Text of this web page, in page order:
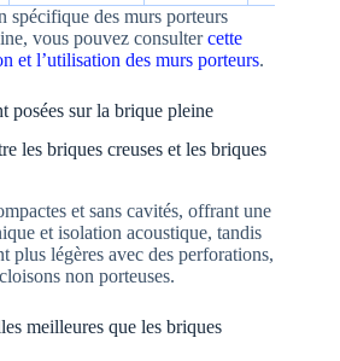
spécifique des murs porteurs
vous pouvez consultercette
et l’utilisation des murs porteurs.
posées sur la brique pleine
les briques creuses et les briques
et sans cavités, offrant une
et isolation acoustique, tandis
plus légères avec des perforations,
non porteuses.
meilleures que les briques